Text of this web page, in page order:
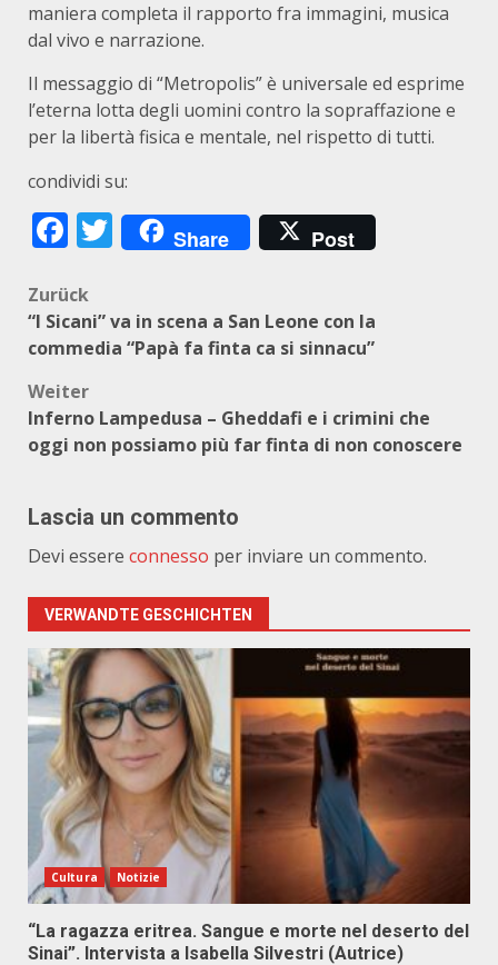
maniera completa il rapporto fra immagini, musica
dal vivo e narrazione.
Il messaggio di “Metropolis” è universale ed esprime
l’eterna lotta degli uomini contro la sopraffazione e
per la libertà fisica e mentale, nel rispetto di tutti.
condividi su:
Facebook
Twitter
Share Post
Beitragsnavigation
Zurück
“I Sicani” va in scena a San Leone con la
commedia “Papà fa finta ca si sinnacu”
Weiter
Inferno Lampedusa – Gheddafi e i crimini che
oggi non possiamo più far finta di non conoscere
Lascia un commento
Devi essere connesso per inviare un commento.
VERWANDTE GESCHICHTEN
Cultura Notizie
“La ragazza eritrea. Sangue e morte nel deserto del
Sinai”. Intervista a Isabella Silvestri (Autrice)